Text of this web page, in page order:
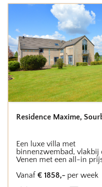
Residence Maxime,
Een luxe villa met
binnenzwembad, vlakbij
Venen met een all-in
Vanaf € 1858,- per week